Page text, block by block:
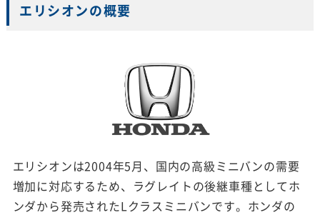
エリシオンの概要
エリシオンは2004年5月、国内の高級ミニバンの需要
増加に対応するため、ラグレイトの後継車種としてホ
ンダから発売されたLクラスミニバンです。ホンダの